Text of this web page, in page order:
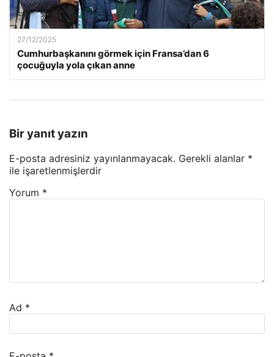
27/12/2025
Cumhurbaşkanını görmek için Fransa’dan 6
çocuğuyla yola çıkan anne
Bir yanıt yazın
E-posta adresiniz yayınlanmayacak. Gerekli alanlar *
ile işaretlenmişlerdir
Yorum *
Ad *